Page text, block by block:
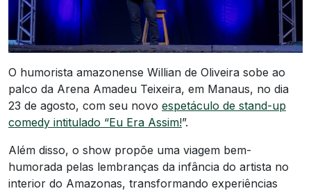
O humorista amazonense Willian de Oliveira sobe ao
palco da Arena Amadeu Teixeira, em Manaus, no dia
23 de agosto, com seu novo espetáculo de stand-up
comedy intitulado “Eu Era Assim!”.
Além disso, o show propõe uma viagem bem-
humorada pelas lembranças da infância do artista no
interior do Amazonas, transformando experiências